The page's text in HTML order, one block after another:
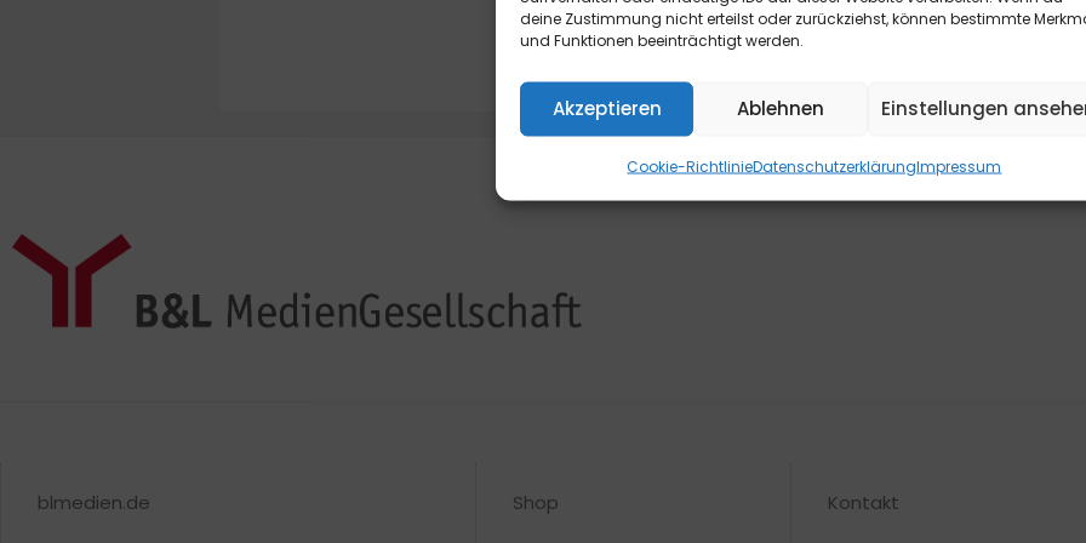
deine Zustimmung nicht erteilst oder zurückziehst, können bestimmte
und Funktionen beeinträchtigt werden.
Akzeptieren Ablehnen Einstellungen
Cookie-RichtlinieDatenschutzerklärungImpressum
blmedien.de Shop Kontakt